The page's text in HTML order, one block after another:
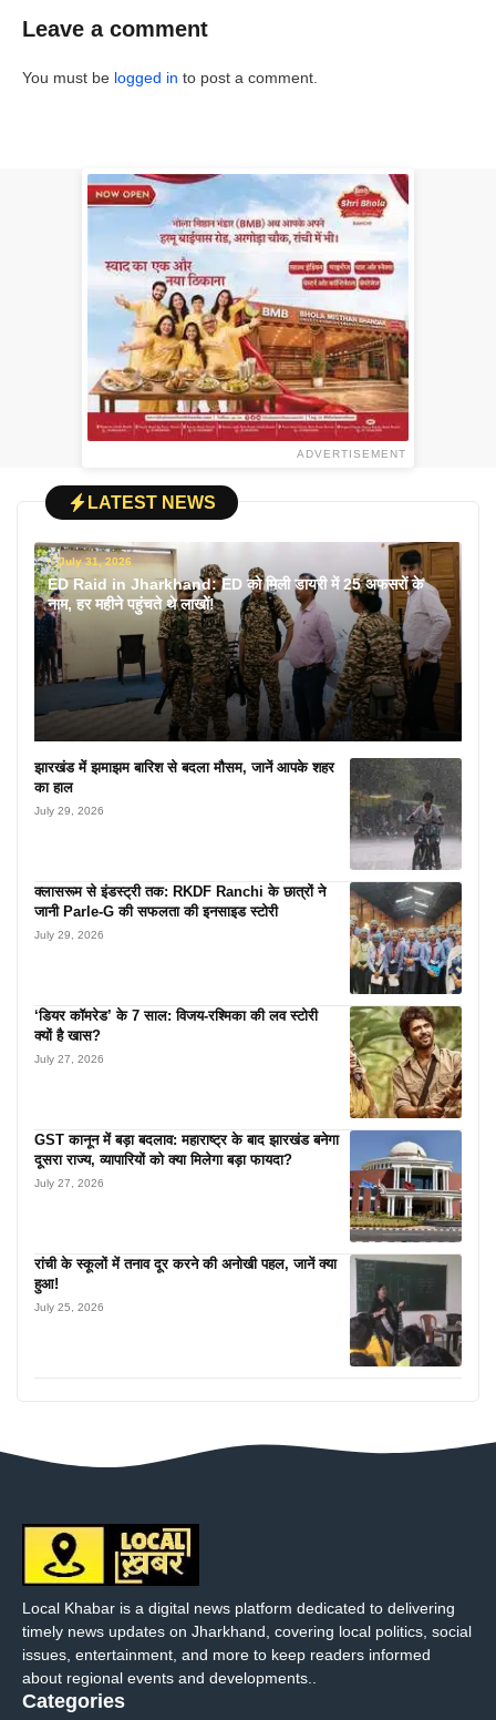
Leave a comment
You must be logged in to post a comment.
ADVERTISEMENT
LATEST NEWS
July 31, 2026
ED Raid in Jharkhand: ED को मिली डायरी में 25 अफसरों के
नाम, हर महीने पहुंचते थे लाखों!
झारखंड में झमाझम बारिश से बदला मौसम, जानें आपके शहर
का हाल
July 29, 2026
क्लासरूम से इंडस्ट्री तक: RKDF Ranchi के छात्रों ने
जानी Parle-G की सफलता की इनसाइड स्टोरी
July 29, 2026
‘डियर कॉमरेड’ के 7 साल: विजय-रश्मिका की लव स्टोरी
क्यों है खास?
July 27, 2026
GST कानून में बड़ा बदलाव: महाराष्ट्र के बाद झारखंड बनेगा
दूसरा राज्य, व्यापारियों को क्या मिलेगा बड़ा फायदा?
July 27, 2026
रांची के स्कूलों में तनाव दूर करने की अनोखी पहल, जानें क्या
हुआ!
July 25, 2026
Local Khabar is a digital news platform dedicated to delivering
timely news updates on Jharkhand, covering local politics, social
issues, entertainment, and more to keep readers informed
about regional events and developments..
Categories